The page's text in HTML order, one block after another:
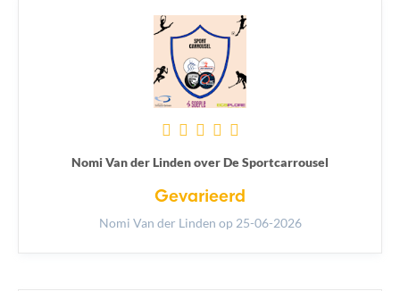
Nomi Van der Linden over De Sportcarrousel
Gevarieerd
Nomi Van der Linden op 25-06-2026